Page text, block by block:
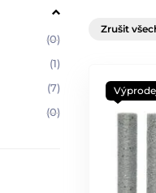
(0)
(1)
(7)
(0)
Zrušit